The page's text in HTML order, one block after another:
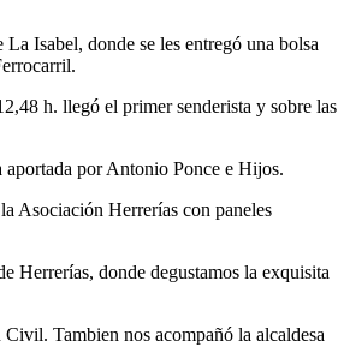
Isabel, donde se les entregó una bolsa
h. llegó el primer senderista y sobre las
por Antonio Ponce e Hijos.
Asociación Herrerías con paneles
Herrerías, donde degustamos la exquisita
Tambien nos acompañó la alcaldesa